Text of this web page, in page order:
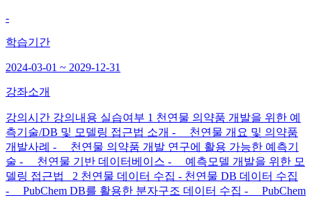
-
학습기간
2024-03-01 ~ 2029-12-31
강좌소개
강의시간 강의내용 실습여부 1 천연물 의약품 개발을 위한 예
측기술/DB 및 모델링 접근법 소개 - 천연물 개요 및 의약품
개발사례 - 천연물 의약품 개발 연구에 활용 가능한 예측기
술 - 천연물 기반 데이터베이스 - 예측모델 개발을 위한 모
델링 접근법 2 천연물 데이터 수집 - 천연물 DB 데이터 수집
- PubChem DB를 활용한 분자구조 데이터 수집 - PubChem